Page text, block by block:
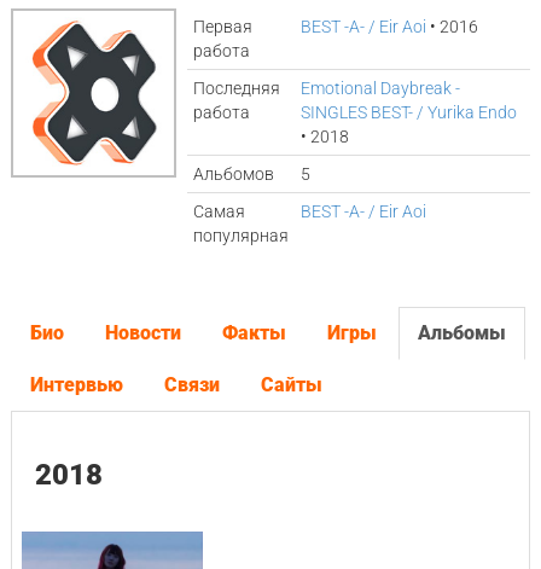
Первая
работа
BEST -A- / Eir Aoi • 2016
Последняя
работа
Emotional Daybreak -
SINGLES BEST- / Yurika Endo
• 2018
Альбомов
5
Самая
популярная
BEST -A- / Eir Aoi
Био Новости Факты Игры Альбомы
Интервью Связи Сайты
2018